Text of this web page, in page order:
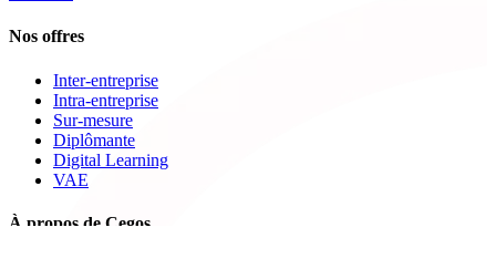
Nos offres
Inter-entreprise
Intra-entreprise
Sur-mesure
Diplômante
Digital Learning
VAE
À propos de Cegos